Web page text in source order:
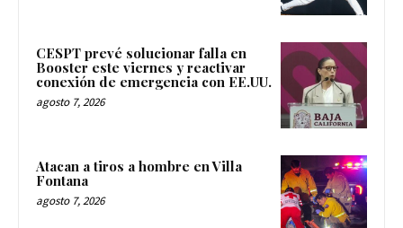
CESPT prevé solucionar falla en
Booster este viernes y reactivar
conexión de emergencia con EE.UU.
agosto 7, 2026
Atacan a tiros a hombre en Villa
Fontana
agosto 7, 2026